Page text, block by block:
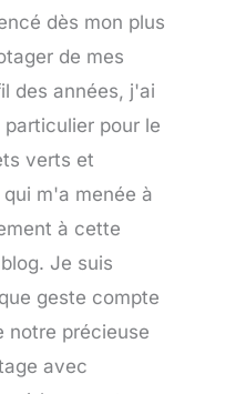
dès mon plus
de mes
des années, j'ai
pour le
verts et
m'a menée à
à cette
Je suis
geste compte
notre précieuse
avec